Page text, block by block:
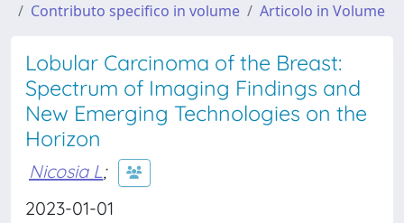
Contributo specifico in volume
Articolo in Volume
Lobular Carcinoma of the Breast:
Spectrum of Imaging Findings and
New Emerging Technologies on the
Horizon
Nicosia L;
2023-01-01